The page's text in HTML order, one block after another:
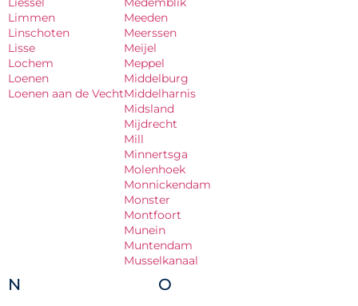
Limmen
Linschoten
Lisse
Lochem
Loenen
Loenen aan de Vecht
Meeden
Meerssen
Meijel
Meppel
Middelburg
Middelharnis
Midsland
Mijdrecht
Mill
Minnertsga
Molenhoek
Monnickendam
Monster
Montfoort
Munein
Muntendam
Musselkanaal
N O